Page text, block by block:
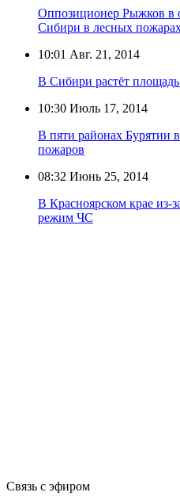
Оппозиционер Рыжков в
Сибири в лесных
10:01 Авг. 21, 2014
В Сибири растёт
10:30 Июль 17, 2014
В пяти районах Бурятии
пожаров
08:32 Июнь 25, 2014
В Красноярском крае из-
режим ЧС
Связь с эфиром